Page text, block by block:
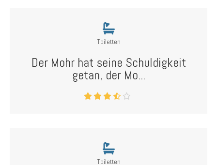
Toiletten
Der Mohr hat seine Schuldigkeit
getan, der Mo...
Toiletten